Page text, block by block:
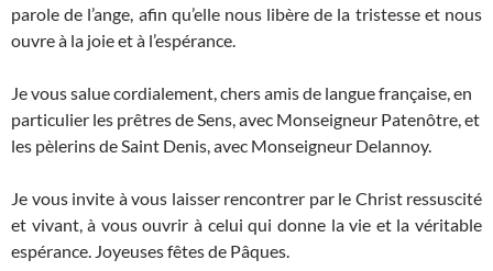
parole de l’ange, afin qu’elle nous libère de la tristesse et nous
ouvre à la joie et à l’espérance.
Je vous salue cordialement, chers amis de langue française, en
particulier les prêtres de Sens, avec Monseigneur Patenôtre, et
les pèlerins de Saint Denis, avec Monseigneur Delannoy.
Je vous invite à vous laisser rencontrer par le Christ ressuscité
et vivant, à vous ouvrir à celui qui donne la vie et la véritable
espérance. Joyeuses fêtes de Pâques.